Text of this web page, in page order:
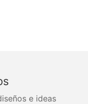
e ideas